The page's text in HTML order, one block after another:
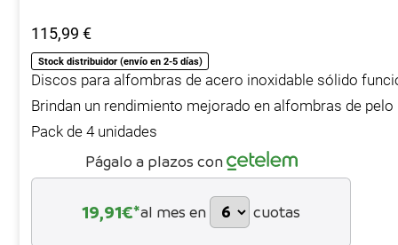
115,99€
Stock distribuidor (envío en 2-5 días)
Discos para alfombras de acero inoxidable sólido
Brindan un rendimiento mejorado en alfombras de
Pack de 4 unidades
Págalo a plazos con
19,91€*al mes en cuotas